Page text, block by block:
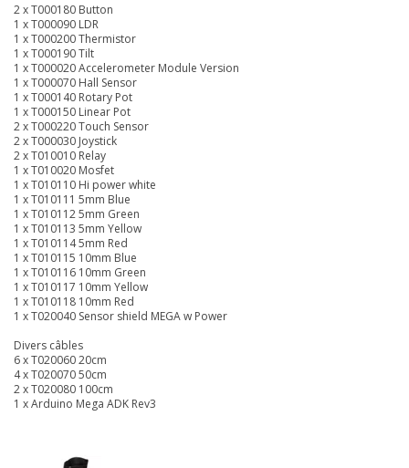
2 x T000180 Button
1 x T000090 LDR
1 x T000200 Thermistor
1 x T000190 Tilt
1 x T000020 Accelerometer Module Version
1 x T000070 Hall Sensor
1 x T000140 Rotary Pot
1 x T000150 Linear Pot
2 x T000220 Touch Sensor
2 x T000030 Joystick
2 x T010010 Relay
1 x T010020 Mosfet
1 x T010110 Hi power white
1 x T010111 5mm Blue
1 x T010112 5mm Green
1 x T010113 5mm Yellow
1 x T010114 5mm Red
1 x T010115 10mm Blue
1 x T010116 10mm Green
1 x T010117 10mm Yellow
1 x T010118 10mm Red
1 x T020040 Sensor shield MEGA w Power
Divers câbles
6 x T020060 20cm
4 x T020070 50cm
2 x T020080 100cm
1 x Arduino Mega ADK Rev3